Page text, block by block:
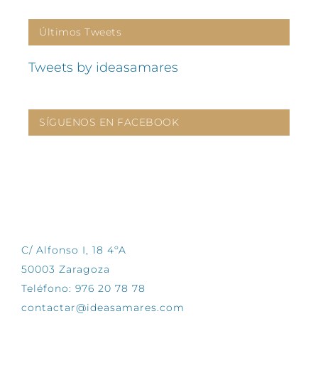
Últimos Tweets
Tweets by ideasamares
SÍGUENOS EN FACEBOOK
C/ Alfonso I, 18 4ºA
50003 Zaragoza
Teléfono: 976 20 78 78
contactar@ideasamares.com